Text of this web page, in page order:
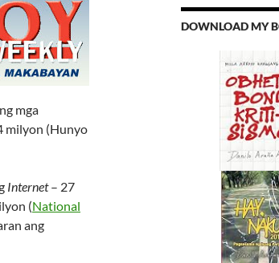
mga
milyon (Hunyo
Internet– 27
(National
ang
DOWNLOAD MY